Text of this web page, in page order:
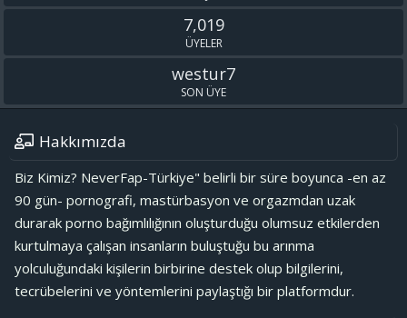
7,019
ÜYELER
westur7
SON ÜYE
Hakkımızda
Biz Kimiz? NeverFap-Türkiye" belirli bir süre boyunca -en az
90 gün- pornografi, mastürbasyon ve orgazmdan uzak
durarak porno bağımlılığının oluşturduğu olumsuz etkilerden
kurtulmaya çalışan insanların buluştuğu bu arınma
yolculuğundaki kişilerin birbirine destek olup bilgilerini,
tecrübelerini ve yöntemlerini paylaştığı bir platformdur.